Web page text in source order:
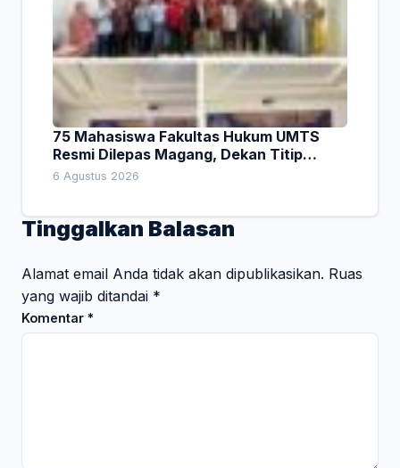
75 Mahasiswa Fakultas Hukum UMTS
Resmi Dilepas Magang, Dekan Titip
Empat Pesan Penting
6 Agustus 2026
Tinggalkan Balasan
Alamat email Anda tidak akan dipublikasikan. Ruas
yang wajib ditandai *
Komentar *